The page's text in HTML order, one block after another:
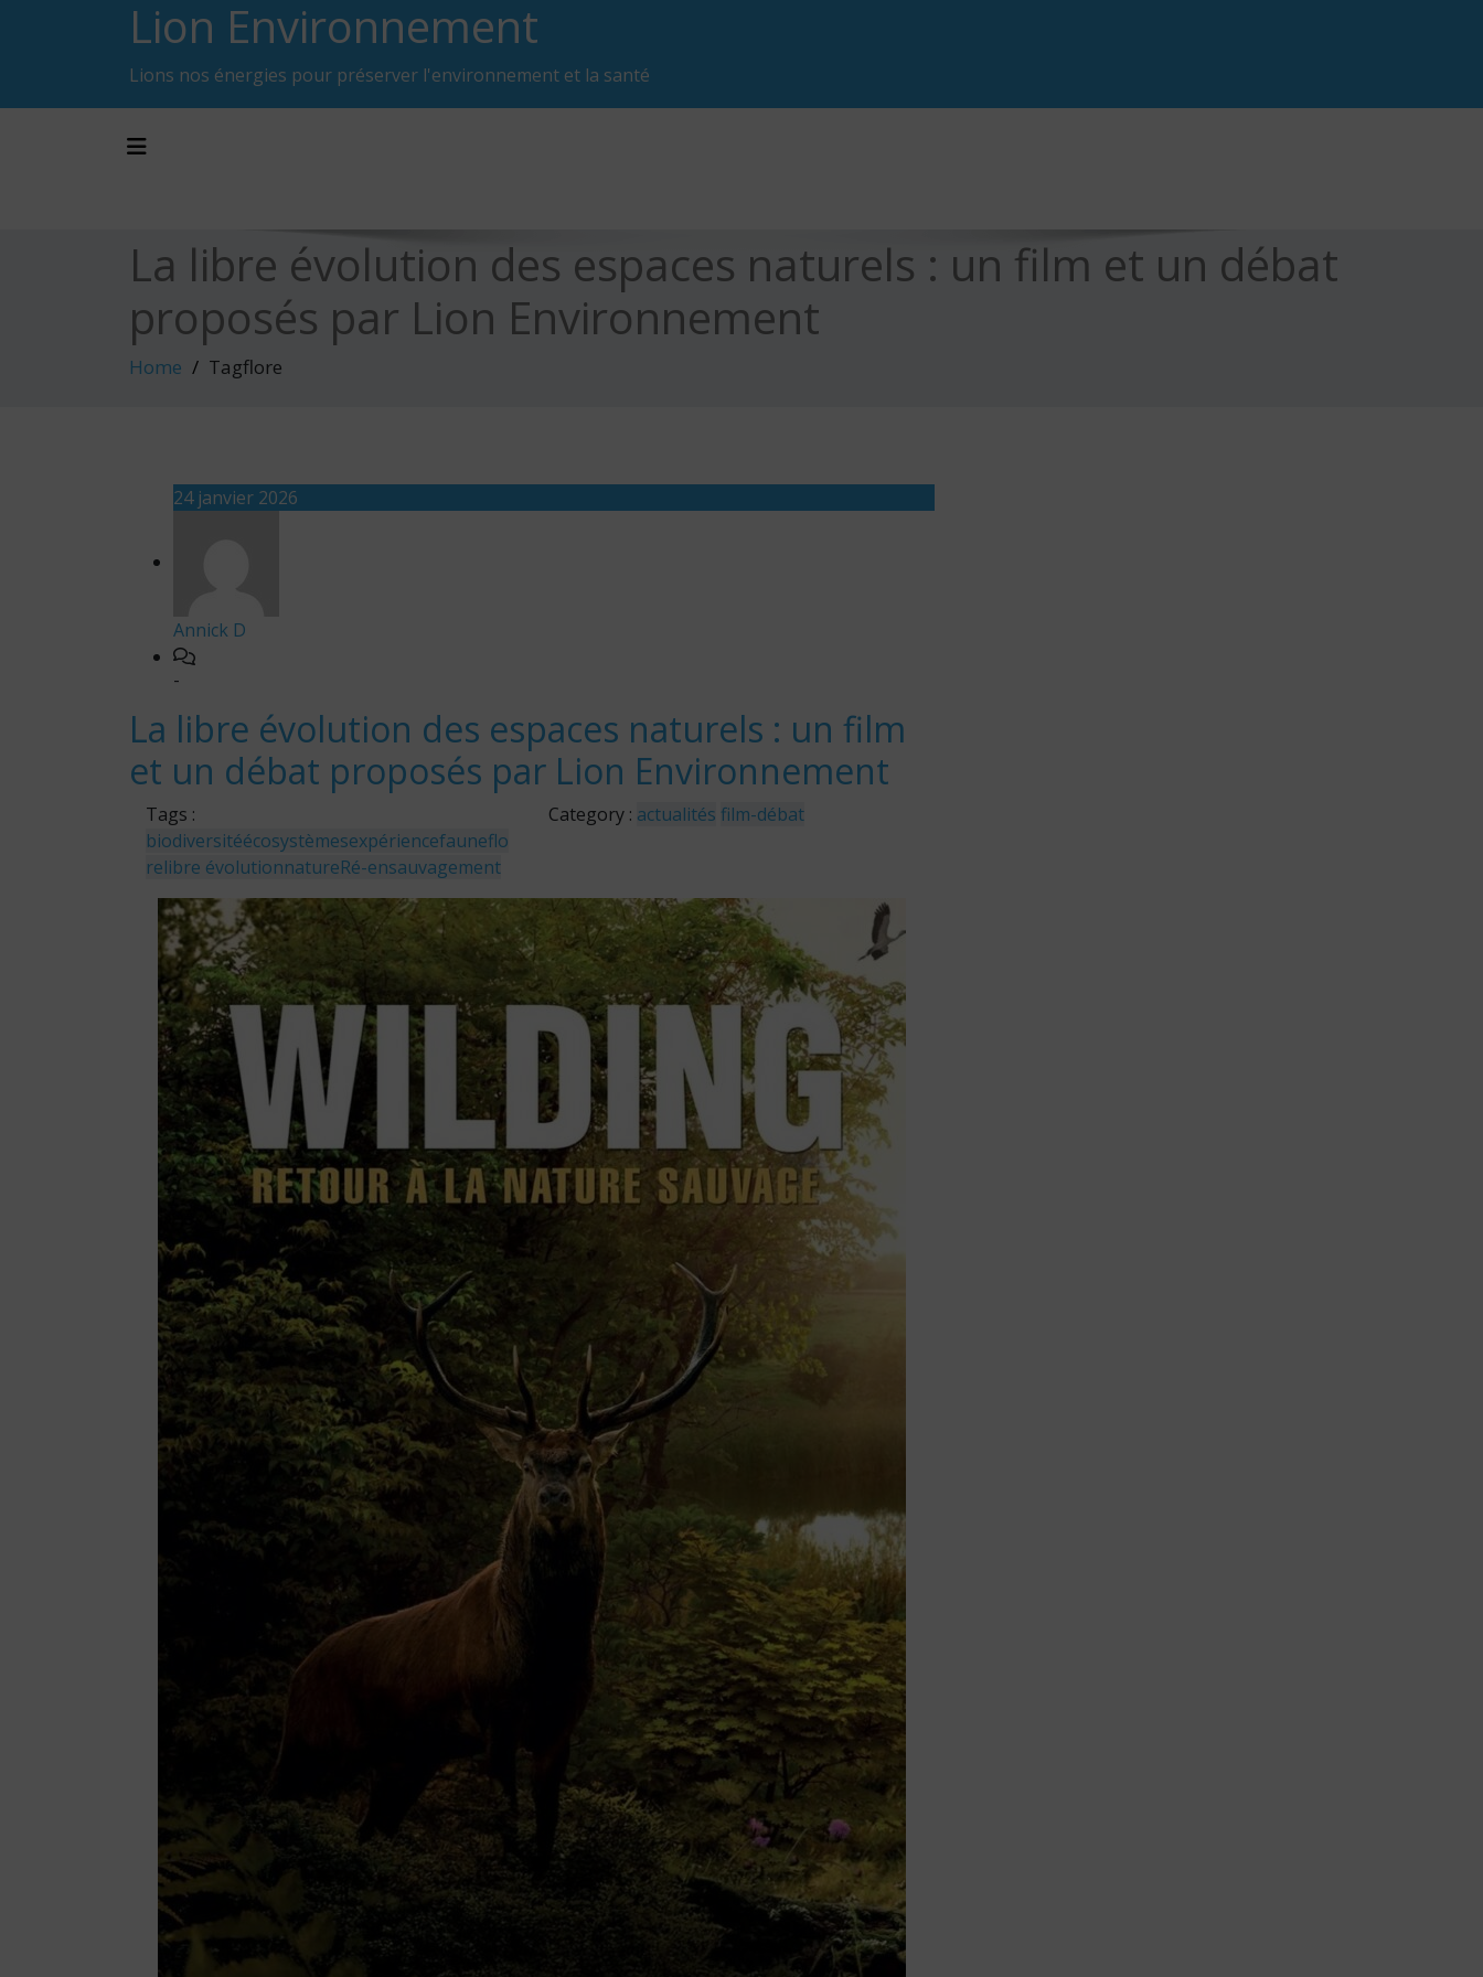
Lion Environnement
Lions nos énergies pour préserver l'environnement et la santé
Toggle navigation
La libre évolution des espaces naturels : un film et un débat
proposés par Lion Environnement
Home Tagflore
24 janvier 2026
Annick D
-
La libre évolution des espaces naturels : un film
et un débat proposés par Lion Environnement
Tags :
biodiversitéécosystèmesexpériencefauneflo
relibre évolutionnatureRé-ensauvagement
Category : actualités film-débat